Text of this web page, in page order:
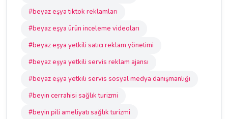
#beyaz eşya tiktok reklamları
#beyaz eşya ürün inceleme videoları
#beyaz eşya yetkili satıcı reklam yönetimi
#beyaz eşya yetkili servis reklam ajansı
#beyaz eşya yetkili servis sosyal medya danışmanlığı
#beyin cerrahisi sağlık turizmi
#beyin pili ameliyatı sağlık turizmi